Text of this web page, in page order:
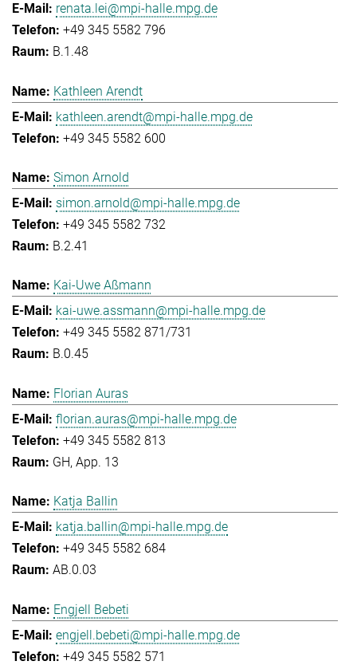
renata.lei@mpi-halle.mpg.de
+49 345 5582 796
B.1.48
Kathleen Arendt
kathleen.arendt@mpi-halle.mpg.de
+49 345 5582 600
Simon Arnold
simon.arnold@mpi-halle.mpg.de
+49 345 5582 732
B.2.41
Kai-Uwe Aßmann
kai-uwe.assmann@mpi-halle.mpg.de
+49 345 5582 871/731
B.0.45
Florian Auras
florian.auras@mpi-halle.mpg.de
+49 345 5582 813
GH, App. 13
Katja Ballin
katja.ballin@mpi-halle.mpg.de
+49 345 5582 684
AB.0.03
Engjell Bebeti
engjell.bebeti@mpi-halle.mpg.de
+49 345 5582 571